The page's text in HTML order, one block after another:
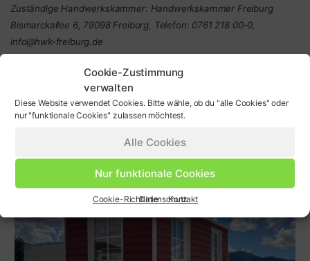
Cookie-Zustimmung
verwalten
Diese Website verwendet Cookies. Bitte wähle, ob du "alle Cookies" oder
nur "funktionale Cookies" zulassen möchtest.
Alle Cookies
Nur funktionale Cookies
Cookie-RichtlinieDatenschutz
Kontakt
Zuständige Handwerkskammer: Handwerkskammer Freiburg
Bismarckallee 6, 79098 Freiburg, Telefon: 0761 218 00-0,
info@hwk-freiburg.de